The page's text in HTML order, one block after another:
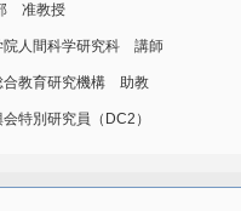
准教授
人間科学研究科 講師
教育研究機構 助教
別研究員（DC2）